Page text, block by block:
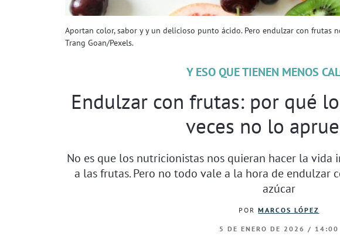
Aportan color, sabor y y un delicioso punto ácido. Pero endulzar con frutas
Trang Goan/Pexels.
Y ESO QUE TIENEN MENOS
Endulzar con frutas: por qué
veces no lo
No es que los nutricionistas nos quieran hacer la vida
a las frutas. Pero no todo vale a la hora de endulzar
azúcar
PORMARCOS LÓPEZ
5 DE ENERO DE 2026 / 14:00